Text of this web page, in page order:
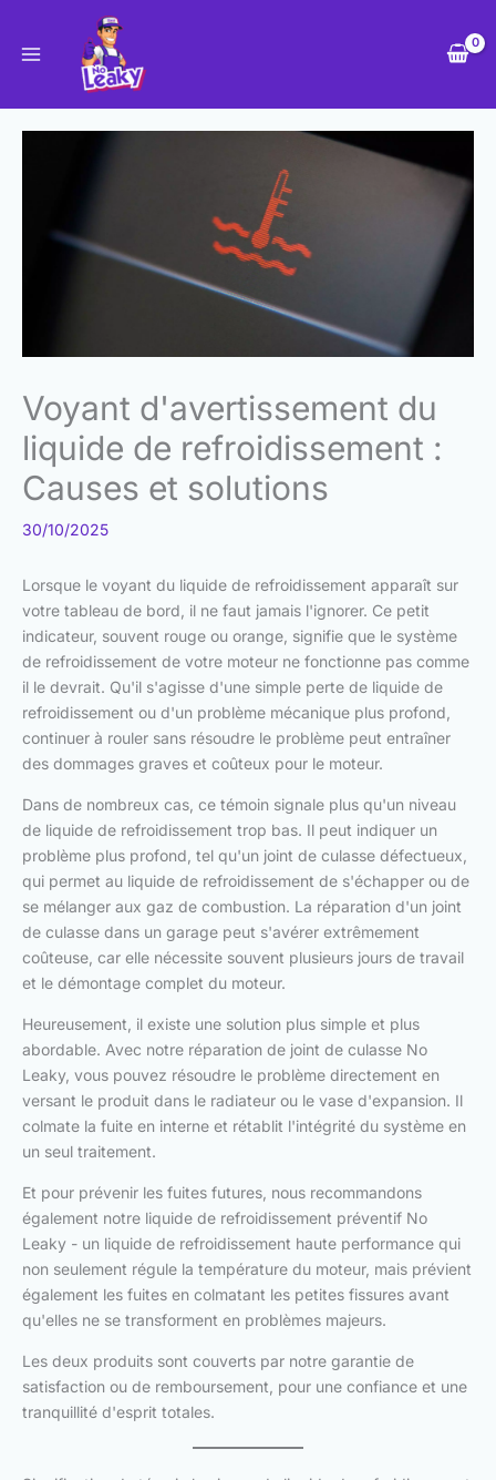
content
Voyant d'avertissement du
liquide de refroidissement :
Causes et solutions
30/10/2025
Lorsque le voyant du liquide de refroidissement apparaît sur
votre tableau de bord, il ne faut jamais l'ignorer. Ce petit
indicateur, souvent rouge ou orange, signifie que le système
de refroidissement de votre moteur ne fonctionne pas comme
il le devrait. Qu'il s'agisse d'une simple perte de liquide de
refroidissement ou d'un problème mécanique plus profond,
continuer à rouler sans résoudre le problème peut entraîner
des dommages graves et coûteux pour le moteur.
Dans de nombreux cas, ce témoin signale plus qu'un niveau
de liquide de refroidissement trop bas. Il peut indiquer un
problème plus profond, tel qu'un joint de culasse défectueux,
qui permet au liquide de refroidissement de s'échapper ou de
se mélanger aux gaz de combustion. La réparation d'un joint
de culasse dans un garage peut s'avérer extrêmement
coûteuse, car elle nécessite souvent plusieurs jours de travail
et le démontage complet du moteur.
Heureusement, il existe une solution plus simple et plus
abordable. Avec notre réparation de joint de culasse No
Leaky, vous pouvez résoudre le problème directement en
versant le produit dans le radiateur ou le vase d'expansion. Il
colmate la fuite en interne et rétablit l'intégrité du système en
un seul traitement.
Et pour prévenir les fuites futures, nous recommandons
également notre liquide de refroidissement préventif No
Leaky - un liquide de refroidissement haute performance qui
non seulement régule la température du moteur, mais prévient
également les fuites en colmatant les petites fissures avant
qu'elles ne se transforment en problèmes majeurs.
Les deux produits sont couverts par notre garantie de
satisfaction ou de remboursement, pour une confiance et une
tranquillité d'esprit totales.